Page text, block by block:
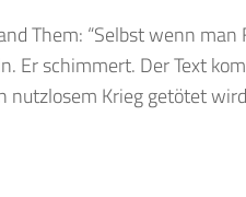
Them: “Selbst wenn
Er schimmert. Der Text
Krieg getötet